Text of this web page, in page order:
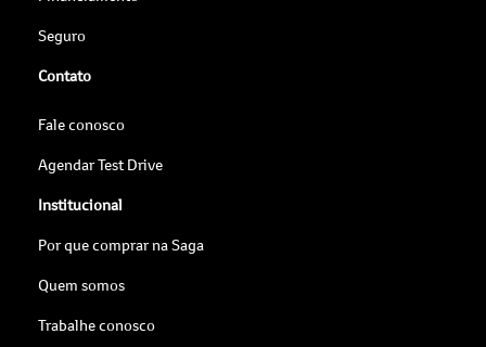
Seguro
Contato
Fale conosco
Agendar Test Drive
Institucional
Por que comprar na Saga
Quem somos
Trabalhe conosco